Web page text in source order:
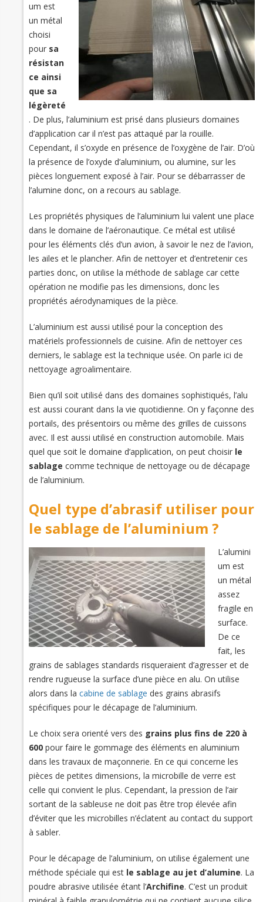
um est
un métal
choisi
pour sa
résistan
ce ainsi
que sa
légèreté
. De plus, l’aluminium est prisé dans plusieurs domaines
d’application car il n’est pas attaqué par la rouille.
Cependant, il s’oxyde en présence de l’oxygène de l’air. D’où
la présence de l’oxyde d’aluminium, ou alumine, sur les
pièces longuement exposé à l’air. Pour se débarrasser de
l’alumine donc, on a recours au sablage.
Les propriétés physiques de l’aluminium lui valent une place
dans le domaine de l’aéronautique. Ce métal est utilisé
pour les éléments clés d’un avion, à savoir le nez de l’avion,
les ailes et le plancher. Afin de nettoyer et d’entretenir ces
parties donc, on utilise la méthode de sablage car cette
opération ne modifie pas les dimensions, donc les
propriétés aérodynamiques de la pièce.
L’aluminium est aussi utilisé pour la conception des
matériels professionnels de cuisine. Afin de nettoyer ces
derniers, le sablage est la technique usée. On parle ici de
nettoyage agroalimentaire.
Bien qu’il soit utilisé dans des domaines sophistiqués, l’alu
est aussi courant dans la vie quotidienne. On y façonne des
portails, des présentoirs ou même des grilles de cuissons
avec. Il est aussi utilisé en construction automobile. Mais
quel que soit le domaine d’application, on peut choisir le
sablage comme technique de nettoyage ou de décapage
de l’aluminium.
Quel type d’abrasif utiliser pour
le sablage de l’aluminium ?
L’alumini
um est
un métal
assez
fragile en
surface.
De ce
fait, les
grains de sablages standards risqueraient d’agresser et de
rendre rugueuse la surface d’une pièce en alu. On utilise
alors dans la cabine de sablage des grains abrasifs
spécifiques pour le décapage de l’aluminium.
Le choix sera orienté vers des grains plus fins de 220 à
600pour faire le gommage des éléments en aluminium
dans les travaux de maçonnerie. En ce qui concerne les
pièces de petites dimensions, la microbille de verre est
celle qui convient le plus. Cependant, la pression de l’air
sortant de la sableuse ne doit pas être trop élevée afin
d’éviter que les microbilles n’éclatent au contact du support
à sabler.
Pour le décapage de l’aluminium, on utilise également une
méthode spéciale qui est le sablage au jet d’alumine. La
poudre abrasive utilisée étant l’Archifine. C’est un produit